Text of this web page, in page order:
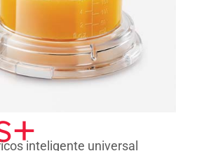
inteligente universal